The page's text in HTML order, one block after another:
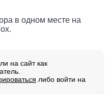
в одном месте на
на сайт как
либо войти на